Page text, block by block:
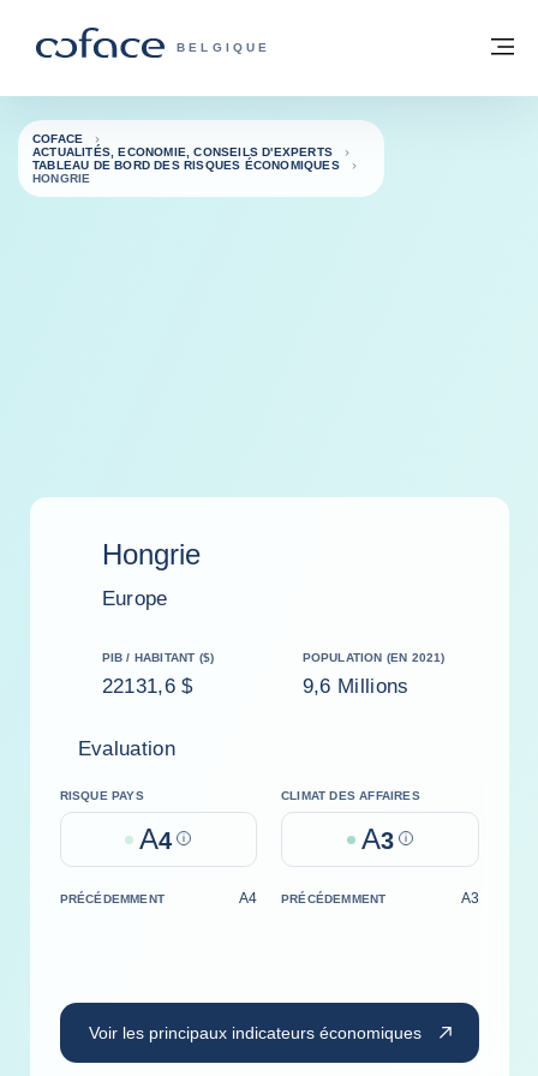
COFACE, FOR TRADE - PAGE
BELGIQUE
Retour à la page d'accueil
COFACE
ACTUALITÉS, ECONOMIE, CONSEILS D'EXPERTS
TABLEAU DE BORD DES RISQUES ÉCONOMIQUES
HONGRIE
Hongrie
Europe
PIB / HABITANT ($)
22131,6 $
POPULATION (EN 2021)
9,6 Millions
Evaluation
RISQUE PAYS
A4 Help
CLIMAT DES AFFAIRES
A3 Help
PRÉCÉDEMMENT A4 PRÉCÉDEMMENT A3
Voir les principaux indicateurs économiques